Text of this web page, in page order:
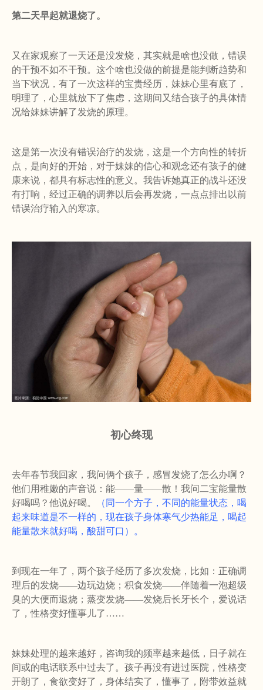
第二天早起就退烧了。
又在家观察了一天还是没发烧，其实就是啥也没做，错误
的干预不如不干预。这个啥也没做的前提是能判断趋势和
当下状况，有了一次这样的宝贵经历，妹妹心里有底了，
明理了，心里就放下了焦虑，这期间又结合孩子的具体情
况给妹妹讲解了发烧的原理。
这是第一次没有错误治疗的发烧，这是一个方向性的转折
点，是向好的开始，对于妹妹的信心和观念还有孩子的健
康来说，都具有标志性的意义。我告诉她真正的战斗还没
有打响，经过正确的调养以后会再发烧，一点点排出以前
错误治疗输入的寒凉。
初心终现
去年春节我回家，我问俩个孩子，感冒发烧了怎么办啊？
他们用稚嫩的声音说：能——量——散 ！ 我问二宝能量散
好喝吗？他说好喝。
（同一个方子，不同的能量状态，喝
起来味道是不一样的，现在孩子身体寒气少热能足，喝起
能量散来就好喝，酸甜可口）。
到现在一年了，两个孩子经历了多次发烧，比如：正确调
理后的发烧——边玩边烧；积食发烧——伴随着一泡超级
臭的大便而退烧；蒸变发烧——发烧后长牙长个，爱说话
了，性格变好懂事儿了 ……
妹妹处理的越来越好，咨询我的频率越来越低，日子就在
间或的电话联系中过去了。孩子再没有进过医院，性格变
开朗了，食欲变好了，身体结实了，懂事了，附带效益就